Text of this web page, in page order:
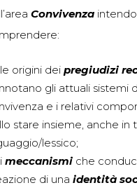
Convivenza
le origini dei pregiudizi
gli attuali sistemi
e i relativi
stare insieme, anche in
lessico;
i meccanismi che
di una identità